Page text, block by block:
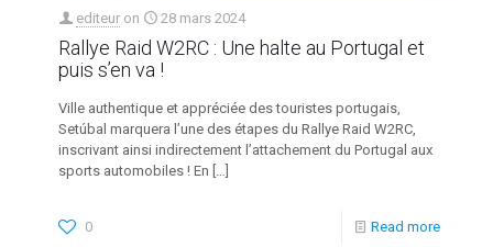
editeur on 28 mars 2024
Rallye Raid W2RC : Une halte au Portugal et
puis s’en va !
Ville authentique et appréciée des touristes portugais,
Setúbal marquera l’une des étapes du Rallye Raid W2RC,
inscrivant ainsi indirectement l’attachement du Portugal aux
sports automobiles ! En
0 Read more